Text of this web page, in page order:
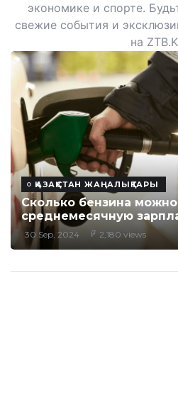
экономике и спорте.
свежие события и
на
ҚАЗАҚСТАН ЖАҢАЛЫҚТАРЫ
Сколько бензина
среднемесячную
30 Sep, 2024 2,180 views